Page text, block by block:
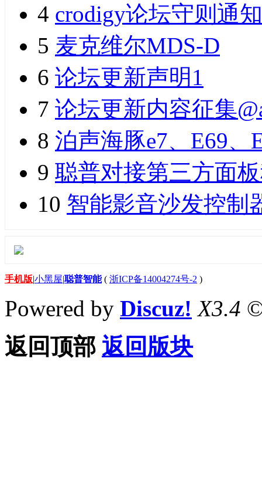
4 crodigy论坛守则通知
5 麦克维尔MDS-D
6 论坛更新声明1
7 论坛更新内容征集
8 泊声海豚e7、E69、
9 聪普对接第三方面
10 智能影音沙发控制
手机版|小黑屋|聪普智能( 浙ICP备14004274号-2 )
Powered by Discuz! X3.4
返回顶部 返回版块